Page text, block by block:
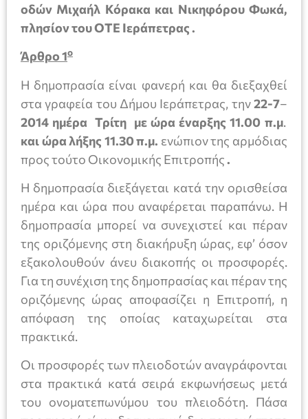
οδών Μιχαήλ Κόρακα και Νικηφόρου Φωκά,
πλησίον του ΟΤΕ Ιεράπετρας .
Άρθρο 1ο
Η δημοπρασία είναι φανερή και θα διεξαχθεί
στα γραφεία του Δήμου Ιεράπετρας, την22-7–
2014 ημέρα Τρίτη με ώρα έναρξης 11.00 π.μ.
και ώρα λήξης 11.30 π.μ. ενώπιον της αρμόδιας
προς τούτο Οικονομικής Επιτροπής.
Η δημοπρασία διεξάγεται κατά την ορισθείσα
ημέρα και ώρα που αναφέρεται παραπάνω. Η
δημοπρασία μπορεί να συνεχιστεί και πέραν
της οριζόμενης στη διακήρυξη ώρας, εφ’ όσον
εξακολουθούν άνευ διακοπής οι προσφορές.
Για τη συνέχιση της δημοπρασίας και πέραν της
οριζόμενης ώρας αποφασίζει η Επιτροπή, η
απόφαση της οποίας καταχωρείται στα
πρακτικά.
Οι προσφορές των πλειοδοτών αναγράφονται
στα πρακτικά κατά σειρά εκφωνήσεως μετά
του ονοματεπωνύμου του πλειοδότη. Πάσα